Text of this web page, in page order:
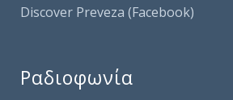
Discover Preveza (Facebook)
Ραδιοφωνία